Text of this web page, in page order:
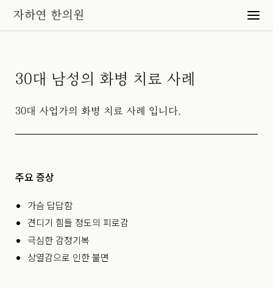
30대 남성의 화병 치료 사례
30대 사업가의 화병 치료 사례 입니다.
주요 증상
가슴 답답함
견디기 힘들 정도의 피로감
극심한 감정기복
상열감으로 인한 불면